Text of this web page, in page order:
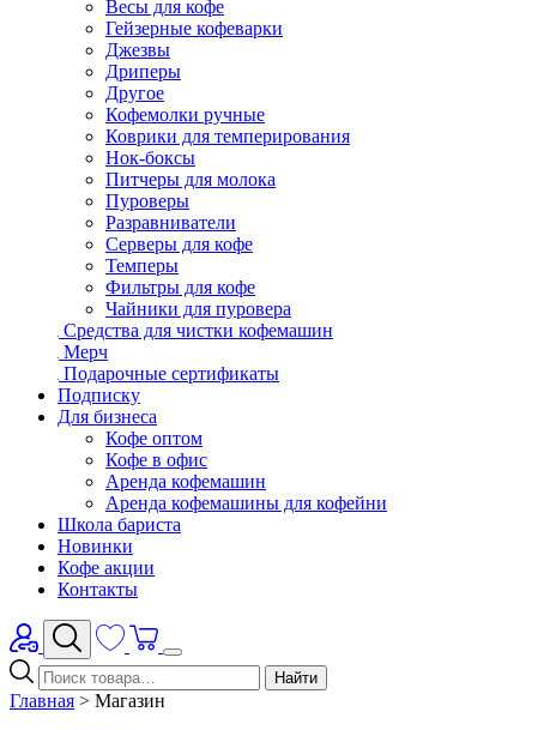
Весы для кофе
Гейзерные кофеварки
Джезвы
Дриперы
Другое
Кофемолки ручные
Коврики для темперирования
Нок-боксы
Питчеры для молока
Пуроверы
Разравниватели
Серверы для кофе
Темперы
Фильтры для кофе
Чайники для пуровера
Средства для чистки кофемашин
Мерч
Подарочные сертификаты
Подписку
Для бизнеса
Кофе оптом
Кофе в офис
Аренда кофемашин
Аренда кофемашины для кофейни
Школа бариста
Новинки
Кофе акции
Контакты
Найти
Главная > Магазин